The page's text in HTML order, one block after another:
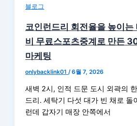
블로그
코인런드리 회전율을 높이는
비 무료스포츠중계로 만든
마케팅
onlybacklink01 /6월 7, 2026
새벽 2시, 인적 드문 도시 외곽의
드리. 세탁기 다섯 대가 빈 채로 돌
런데 갑자기 매장 안쪽에서